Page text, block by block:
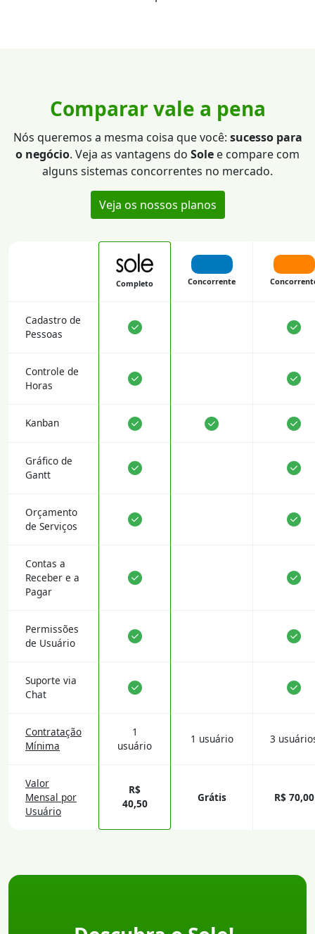
Comparar vale a pena
Nós queremos a mesma coisa que você: sucesso para
o negócio. Veja as vantagens do Sole e compare com
alguns sistemas concorrentes no mercado.
Veja os nossos planos
Completo Concorrente
Cadastro de
Pessoas
Controle de
Horas
Kanban
Gráfico de
Gantt
Orçamento
de Serviços
Contas a
Receber e a
Pagar
Permissões
de Usuário
Suporte via
Chat
Contratação
Mínima
1
usuário
1 usuário 3
Valor
Mensal por
Usuário
R$
40,50
Grátis R$ 70,00